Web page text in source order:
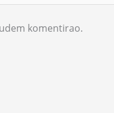
komentirao.